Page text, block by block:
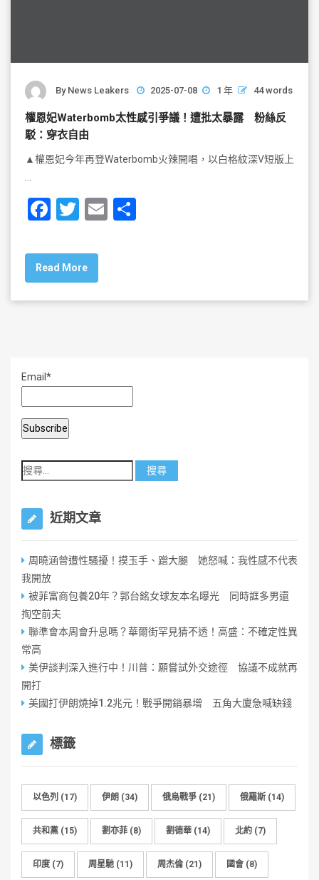
By News Leakers 2025-07-08 1 年 44 words
權恩妃Waterbomb太性感引爭議！遭批太暴露 粉絲反
駁：穿衣自由
▲權恩妃今年再登Waterbomb火辣開唱，以白格紋深V短版上
F
c
e
b
k
T
tt
er
E
Read More
Email*
近期文章
周曉涵曾遭性騷擾！摸玉手、蹭大腿 她怒喊：我性感不代表
我開放
被菲富商包養20年？郭台銘女球友本名曝光 同時誆多男還
掏空前夫
聯準會本周會升息嗎？華爾街罕見猜不透！高盛：不確定性異
常高
美伊談判深入進行中！川普：願嘗試外交途徑 協議不成就再
開打
美國打伊朗燒掉1.2兆元！戰爭開銷暴增 五角大廈急喊缺錢
標籤
以色列 (17) 伊朗 (34) 俄烏戰爭 (21) 俄羅斯 (14)
共和黨 (15) 劉亦菲 (8) 劉德華 (14) 北約 (7)
印度 (7) 周星馳 (11) 周杰倫 (21) 國會 (8)